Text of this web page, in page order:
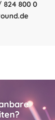
824 800 0